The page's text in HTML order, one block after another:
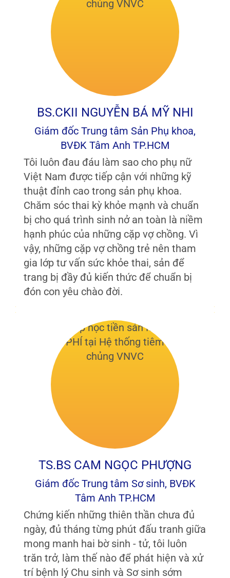
BS.CKII NGUYỄN BÁ MỸ NHI
Giám đốc Trung tâm Sản Phụ khoa,
BVĐK Tâm Anh TP.HCM
Tôi luôn đau đáu làm sao cho phụ nữ
Việt Nam được tiếp cận với những kỹ
thuật đỉnh cao trong sản phụ khoa.
Chăm sóc thai kỳ khỏe mạnh và chuẩn
bị cho quá trình sinh nở an toàn là niềm
hạnh phúc của những cặp vợ chồng. Vì
vậy, những cặp vợ chồng trẻ nên tham
gia lớp tư vấn sức khỏe thai, sản để
trang bị đầy đủ kiến thức để chuẩn bị
đón con yêu chào đời.
TS.BS CAM NGỌC PHƯỢNG
Giám đốc Trung tâm Sơ sinh, BVĐK
Tâm Anh TP.HCM
Chứng kiến những thiên thần chưa đủ
ngày, đủ tháng từng phút đấu tranh giữa
mong manh hai bờ sinh - tử, tôi luôn
trăn trở, làm thế nào để phát hiện và xử
trí bệnh lý Chu sinh và Sơ sinh sớm